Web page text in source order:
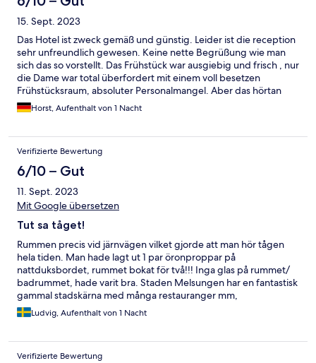
15. Sept. 2023
Das Hotel ist zweck gemäß und günstig. Leider ist die reception
sehr unfreundlich gewesen. Keine nette Begrüßung wie man
sich das so vorstellt. Das Frühstück war ausgiebig und frisch , nur
die Dame war total überfordert mit einem voll besetzen
Frühstücksraum, absoluter Personalmangel. Aber das hörtan
öfter in den heutigen Zeiten. Die Zimmer waren sauber. Die
Lage des Hotels ist top, wenn man sich Melsungen ansehen will.
Horst, Aufenthalt von 1 Nacht
Verifizierte Bewertung
6/10 – Gut
11. Sept. 2023
Mit Google übersetzen
Tut sa tåget!
Rummen precis vid järnvägen vilket gjorde att man hör tågen
hela tiden. Man hade lagt ut 1 par öronproppar på
nattduksbordet, rummet bokat för två!!! Inga glas på rummet/
badrummet, hade varit bra. Staden Melsungen har en fantastisk
gammal stadskärna med många restauranger mm,
Ludvig, Aufenthalt von 1 Nacht
Verifizierte Bewertung